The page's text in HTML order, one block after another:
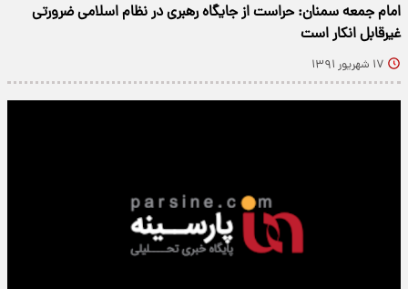
امام جمعه سمنان: حراست از جایگاه رهبری در نظام اسلامی ضرورتی
غیرقابل انکار است
۱۷ شهریور ۱۳۹۱